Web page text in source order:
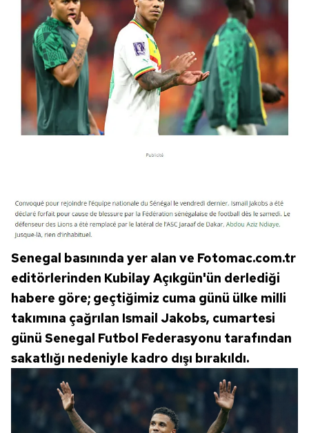
Senegal basınında yer alan ve Fotomac.com.tr
editörlerinden Kubilay Açıkgün'ün derlediği
habere göre; geçtiğimiz cuma günü ülke milli
takımına çağrılan Ismail Jakobs, cumartesi
günü Senegal Futbol Federasyonu tarafından
sakatlığı nedeniyle kadro dışı bırakıldı.